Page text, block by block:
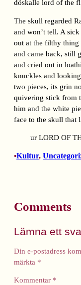
The skull regarded
and won’t tell. A
out at the filthy
and came back, still
and cried out in
knuckles and
two pieces, its grin
quivering stick from
him and the white
face to the skull that
ur LORD OF
•Kultur,
Comments
Lämna ett
Din e-postadress
märkta *
Kommentar *